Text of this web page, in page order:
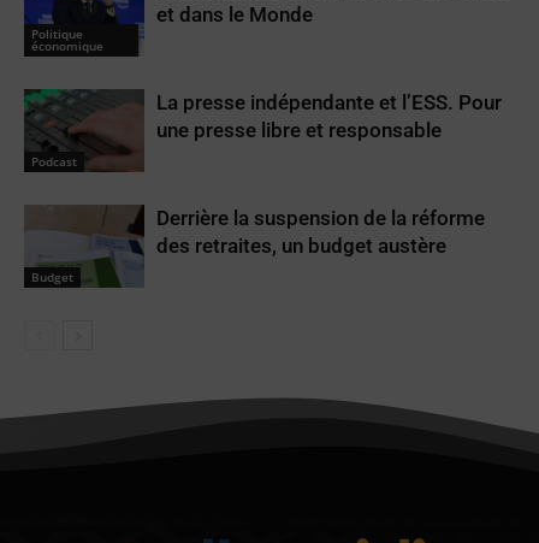
Politique
économique
et dans le Monde
Podcast
La presse indépendante et l’ESS. Pour
une presse libre et responsable
Budget
Derrière la suspension de la réforme
des retraites, un budget austère